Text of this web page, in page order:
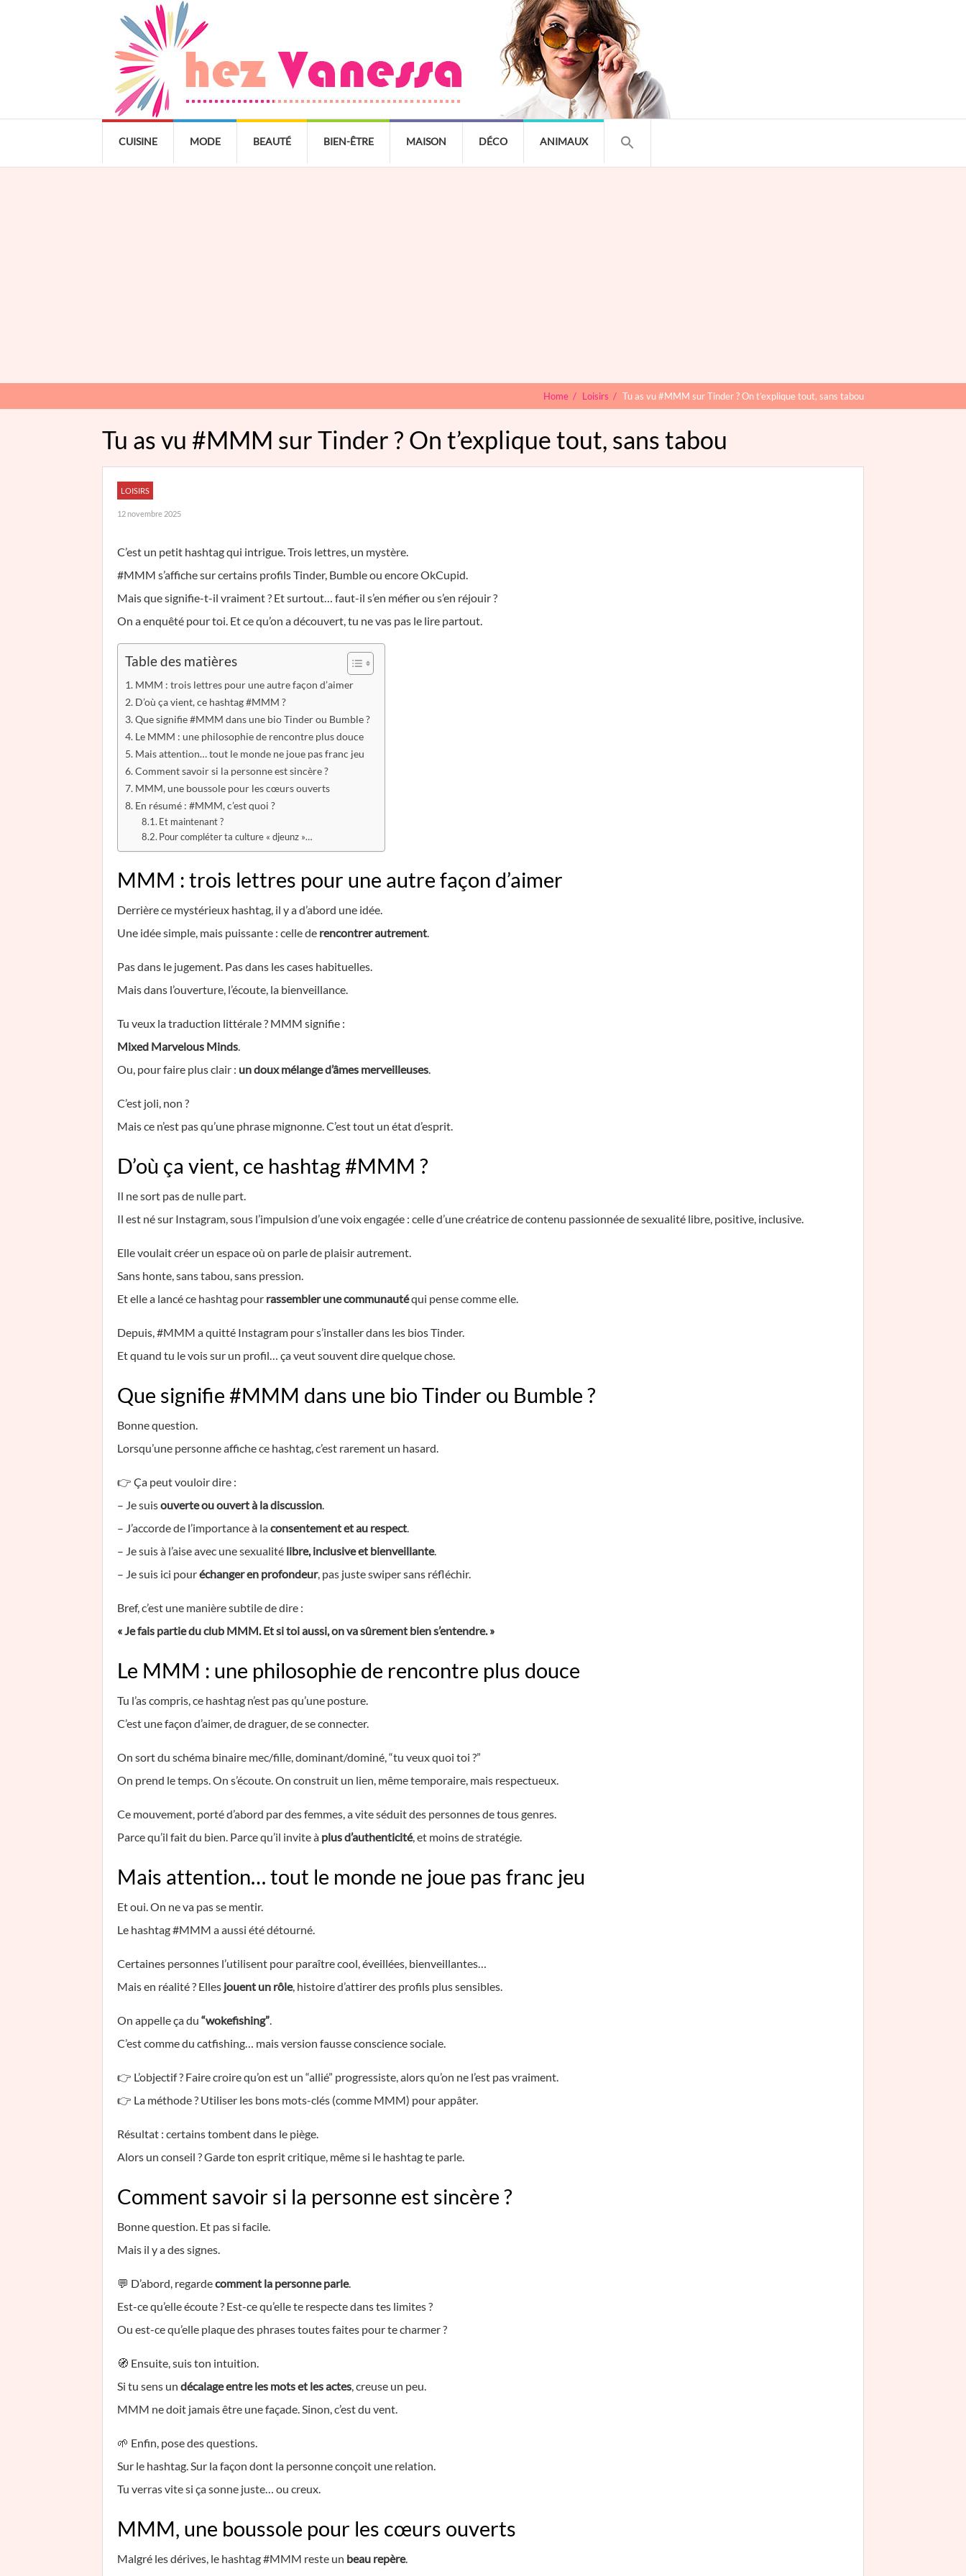
CUISINE MODE BEAUTÉ BIEN-ÊTRE MAISON DÉCO ANIMAUX
Home / Loisirs / Tu as vu #MMM sur Tinder ? On t’explique tout, sans tabou
Tu as vu #MMM sur Tinder ? On t’explique tout, sans tabou
LOISIRS
12 novembre 2025
C’est un petit hashtag qui intrigue. Trois lettres, un mystère.
#MMM s’affiche sur certains profils Tinder, Bumble ou encore OkCupid.
Mais que signifie-t-il vraiment ? Et surtout… faut-il s’en méfier ou s’en réjouir ?
On a enquêté pour toi. Et ce qu’on a découvert, tu ne vas pas le lire partout.
Table des matières
MMM : trois lettres pour une autre façon d’aimer
D’où ça vient, ce hashtag #MMM ?
Que signifie #MMM dans une bio Tinder ou Bumble ?
Le MMM : une philosophie de rencontre plus douce
Mais attention… tout le monde ne joue pas franc jeu
Comment savoir si la personne est sincère ?
MMM, une boussole pour les cœurs ouverts
En résumé : #MMM, c’est quoi ?
Et maintenant ?
Pour compléter ta culture « djeunz »…
MMM : trois lettres pour une autre façon d’aimer
Derrière ce mystérieux hashtag, il y a d’abord une idée.
Une idée simple, mais puissante : celle de rencontrer autrement.
Pas dans le jugement. Pas dans les cases habituelles.
Mais dans l’ouverture, l’écoute, la bienveillance.
Tu veux la traduction littérale ? MMM signifie :
Mixed Marvelous Minds.
Ou, pour faire plus clair : un doux mélange d’âmes merveilleuses.
C’est joli, non ?
Mais ce n’est pas qu’une phrase mignonne. C’est tout un état d’esprit.
D’où ça vient, ce hashtag #MMM ?
Il ne sort pas de nulle part.
Il est né sur Instagram, sous l’impulsion d’une voix engagée : celle d’une créatrice de contenu passionnée de sexualité libre, positive, inclusive.
Elle voulait créer un espace où on parle de plaisir autrement.
Sans honte, sans tabou, sans pression.
Et elle a lancé ce hashtag pour rassembler une communautéqui pense comme elle.
Depuis, #MMM a quitté Instagram pour s’installer dans les bios Tinder.
Et quand tu le vois sur un profil… ça veut souvent dire quelque chose.
Que signifie #MMM dans une bio Tinder ou Bumble ?
Bonne question.
Lorsqu’une personne affiche ce hashtag, c’est rarement un hasard.
👉 Ça peut vouloir dire :
– Je suisouverte ou ouvert à la discussion.
– J’accorde de l’importance à laconsentement et au respect.
– Je suis à l’aise avec une sexualité libre, inclusive et bienveillante.
– Je suis ici pouréchanger en profondeur, pas juste swiper sans réfléchir.
Bref, c’est une manière subtile de dire :
« Je fais partie du club MMM. Et si toi aussi, on va sûrement bien s’entendre. »
Le MMM : une philosophie de rencontre plus douce
Tu l’as compris, ce hashtag n’est pas qu’une posture.
C’est une façon d’aimer, de draguer, de se connecter.
On sort du schéma binaire mec/fille, dominant/dominé, “tu veux quoi toi ?”
On prend le temps. On s’écoute. On construit un lien, même temporaire, mais respectueux.
Ce mouvement, porté d’abord par des femmes, a vite séduit des personnes de tous genres.
Parce qu’il fait du bien. Parce qu’il invite à plus d’authenticité, et moins de stratégie.
Mais attention… tout le monde ne joue pas franc jeu
Et oui. On ne va pas se mentir.
Le hashtag #MMM a aussi été détourné.
Certaines personnes l’utilisent pour paraître cool, éveillées, bienveillantes…
Mais en réalité ? Elles jouent un rôle, histoire d’attirer des profils plus sensibles.
On appelle ça du “wokefishing”.
C’est comme du catfishing… mais version fausse conscience sociale.
👉 L’objectif ? Faire croire qu’on est un “allié” progressiste, alors qu’on ne l’est pas vraiment.
👉 La méthode ? Utiliser les bons mots-clés (comme MMM) pour appâter.
Résultat : certains tombent dans le piège.
Alors un conseil ? Garde ton esprit critique, même si le hashtag te parle.
Comment savoir si la personne est sincère ?
Bonne question. Et pas si facile.
Mais il y a des signes.
💬 D’abord, regardecomment la personne parle.
Est-ce qu’elle écoute ? Est-ce qu’elle te respecte dans tes limites ?
Ou est-ce qu’elle plaque des phrases toutes faites pour te charmer ?
🧭 Ensuite, suis ton intuition.
Si tu sens un décalage entre les mots et les actes, creuse un peu.
MMM ne doit jamais être une façade. Sinon, c’est du vent.
🌱 Enfin, pose des questions.
Sur le hashtag. Sur la façon dont la personne conçoit une relation.
Tu verras vite si ça sonne juste… ou creux.
MMM, une boussole pour les cœurs ouverts
Malgré les dérives, le hashtag #MMM reste un beau repère.